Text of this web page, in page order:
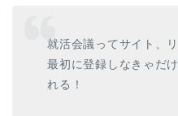
就活会議ってサイト、
最初に登録しなきゃだ
れる！